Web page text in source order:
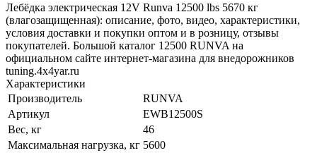
Лебёдка электрическая 12V Runva 12500 lbs 5670 кг
(влагозащищенная): описание, фото, видео, характеристики,
условия доставки и покупки оптом и в розницу, отзывы
покупателей. Большой каталог 12500 RUNVA на
официальном сайте интернет-магазина для внедорожников
tuning.4x4yar.ru
Характеристики
Производитель
RUNVA
Артикул
EWB12500S
Вес, кг
46
Максимальная нагрузка, кг 5600